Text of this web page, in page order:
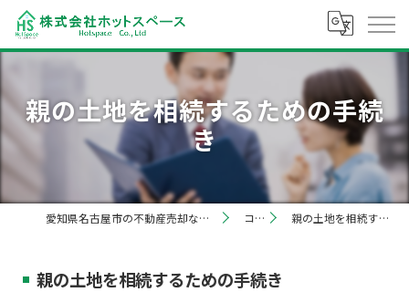
親の土地を相続するための手続
き
愛知県名古屋市の不動産売却なら株式会社ホットスペース コラム 親の土地を相続するための手続き
親の土地を相続するための手続き